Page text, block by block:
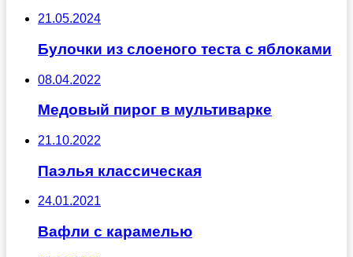
21.05.2024
Булочки из слоеного теста с яблоками
08.04.2022
Медовый пирог в мультиварке
21.10.2022
Паэлья классическая
24.01.2021
Вафли с карамелью